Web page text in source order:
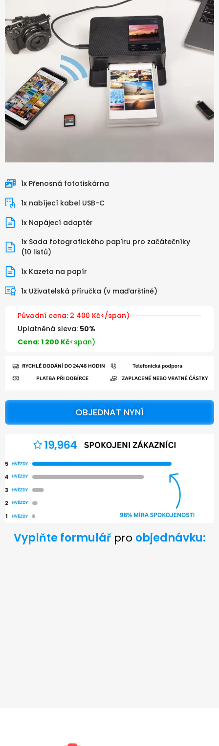
1x Přenosná fototiskárna
1x nabíjecí kabel USB-C
1x Napájecí adaptér
1x Sada fotografického papíru pro začátečníky
(10 listů)
1x Kazeta na papír
1x Uživatelská příručka (v maďarštině)
Původní cena:2 400 Kč</span)
Uplatněná sleva:50%
Cena: 1 200 Kč<span)
OBJEDNAT NYNÍ
Vyplňte formulářpro objednávku: